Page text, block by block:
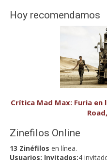
Hoy recomendamos
Crítica Mad Max: Furia
Zinefilos Online
13 Zinéfilos en línea.
Usuarios: Invitados:4